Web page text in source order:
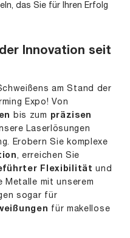
das Sie für Ihren Erfolg
Innovation seit
am Stand der
Expo! Von
bis zum
präzisen
Laserlösungen
Erobern Sie komplexe
, erreichen Sie
Flexibilität und
Metalle mit unserem
sogar für
für makellose